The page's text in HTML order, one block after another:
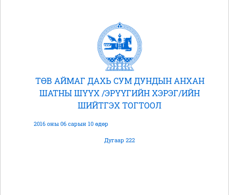
ТӨВ АЙМАГ ДАХЬ СУМ ДУНДЫН АНХАН
ШАТНЫ ШҮҮХ /ЭРҮҮГИЙН ХЭРЭГ/ИЙН
ШИЙТГЭХ ТОГТООЛ
2016 оны 06 сарын 10 өдөр
Дугаар 222